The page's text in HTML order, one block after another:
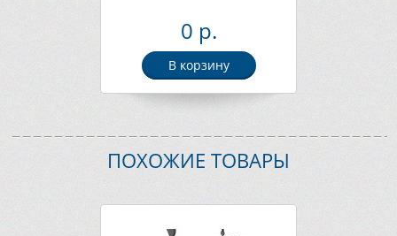
0 р.
В корзину
ПОХОЖИЕ ТОВАРЫ